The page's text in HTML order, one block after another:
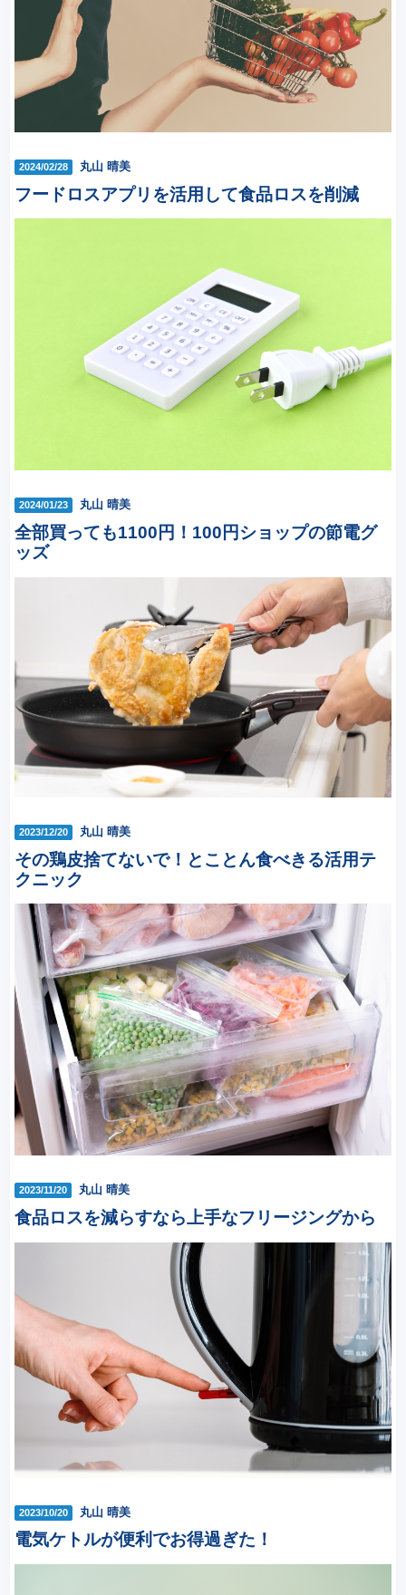
2024/02/28 丸山 晴美
フードロスアプリを活用して食品ロスを削減
2024/01/23 丸山 晴美
全部買っても1100円！100円ショップの節電グ
ッズ
2023/12/20 丸山 晴美
その鶏皮捨てないで！とことん食べきる活用テ
クニック
2023/11/20 丸山 晴美
食品ロスを減らすなら上手なフリージングから
2023/10/20 丸山 晴美
電気ケトルが便利でお得過ぎた！